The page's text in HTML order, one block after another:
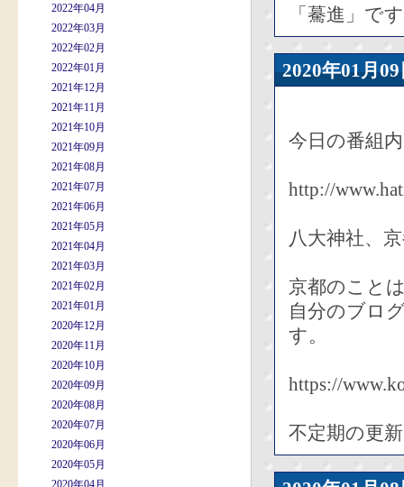
2022年04月
2022年03月
2022年02月
2022年01月
2021年12月
2021年11月
2021年10月
2021年09月
2021年08月
2021年07月
2021年06月
2021年05月
2021年04月
2021年03月
2021年02月
2021年01月
2020年12月
2020年11月
2020年10月
2020年09月
2020年08月
2020年07月
2020年06月
2020年05月
2020年04月
「驀進」で
2020年01
今日の番組
http://
八大神社、
京都のこと
自分のブロ
す。
https://
不定期の更